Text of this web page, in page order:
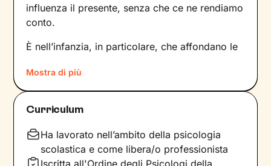
influenza il presente, senza che ce ne rendiamo
conto.
È nell’infanzia, in particolare, che affondano le
e agire: leesperienze vissute in famiglia
infatti, vengono apprese, memorizzate e
riproposte nelle relazioni successive.
che in età adulta si attivano in maniera
automatica - è la chiave per innescare il
cambiamento.
Mostra di più
Curriculum
Ha lavorato nell’ambito della psicologia
scolastica e come libera/o professionista
Iscritta all'Ordine degli Psicologi della